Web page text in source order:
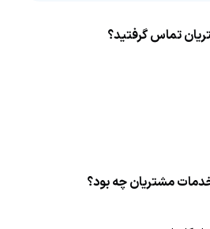
تماس گرفتید؟
مشتریان چه بود؟